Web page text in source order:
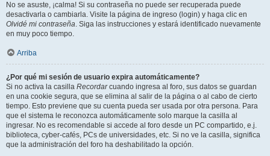
No se asuste, ¡calma! Si su contraseña no puede ser recuperada puede
desactivarla o cambiarla. Visite la página de ingreso (login) y haga clic en
Olvidé mi contraseña. Siga las instrucciones y estará identificado nuevamente
en muy poco tiempo.
Arriba
¿Por qué mi sesión de usuario expira automáticamente?
Si no activa la casilla Recordarcuando ingresa al foro, sus datos se guardan
en una cookie segura, que se elimina al salir de la página o al cabo de cierto
tiempo. Esto previene que su cuenta pueda ser usada por otra persona. Para
que el sistema le reconozca automáticamente solo marque la casilla al
ingresar. No es recomendable si accede al foro desde un PC compartido, e.j.
biblioteca, cyber-cafés, PCs de universidades, etc. Si no ve la casilla, significa
que la administración del foro ha deshabilitado la opción.